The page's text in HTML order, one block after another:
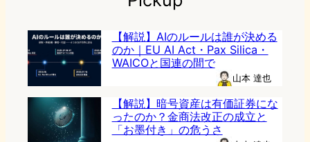
【解説】AIのルールは誰が決める
のか｜EU AI Act・Pax Silica・
WAICOと国連の間で
山本 達也
【解説】暗号資産は有価証券にな
ったのか？金商法改正の成立と
「お墨付き」の危うさ